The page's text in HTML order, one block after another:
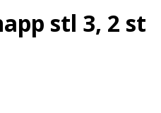
stl 3, 2 st